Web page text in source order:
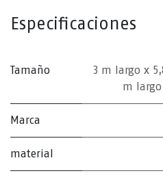
Especificaciones
Tamaño 3 m largo x
m
Marca
material